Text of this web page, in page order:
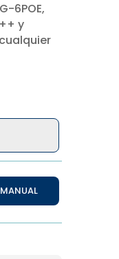
6POE,
y